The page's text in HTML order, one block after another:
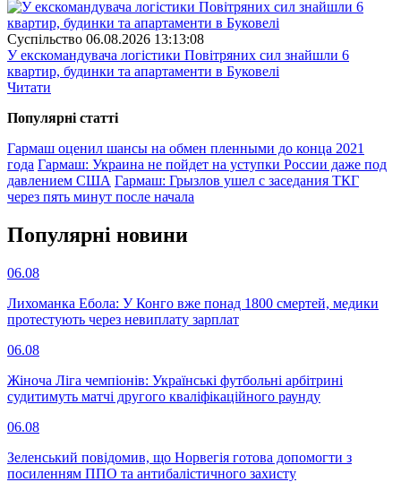
Суспiльство 06.08.2026 13:13:08
У екскомандувача логістики Повітряних сил знайшли 6
квартир, будинки та апартаменти в Буковелі
Читати
Популярнi статтi
Гармаш оценил шансы на обмен пленными до конца 2021
года Гармаш: Украина не пойдет на уступки России даже под
давлением США Гармаш: Грызлов ушел с заседания ТКГ
через пять минут после начала
Популярнi новини
06.08
Лихоманка Ебола: У Конго вже понад 1800 смертей, медики
протестують через невиплату зарплат
06.08
Жіноча Ліга чемпіонів: Українські футбольні арбітрині
судитимуть матчі другого кваліфікаційного раунду
06.08
Зеленський повідомив, що Норвегія готова допомогти з
посиленням ППО та антибалістичного захисту